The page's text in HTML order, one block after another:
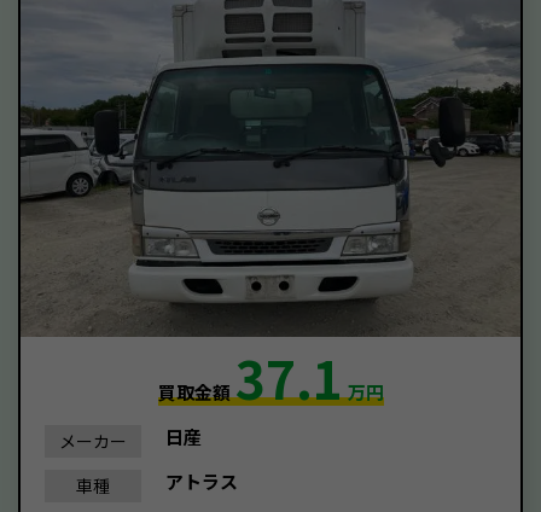
買取金額37.1万円
メーカー 日産
車種 アトラス